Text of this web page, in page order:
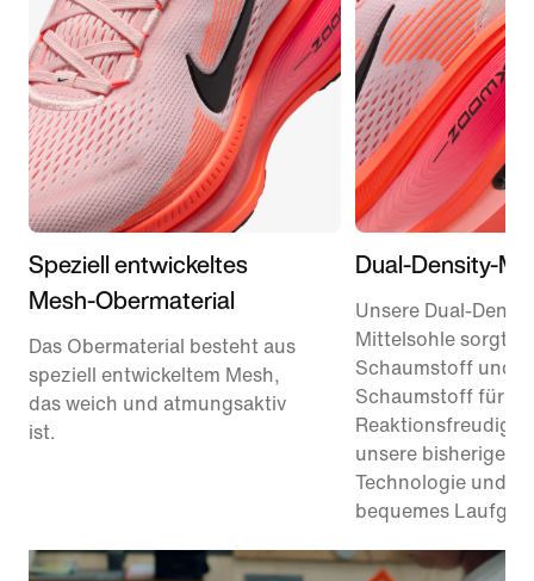
Speziell entwickeltes
Mesh-Obermaterial
Das Obermaterial besteht aus
speziell entwickeltem Mesh,
das weich und atmungsaktiv
ist.
Dual-Density-
Unsere Dual-
Mittelsohle sorgt
Schaumstoff und
Schaumstoff für
unsere bisherige
Technologie und
bequemes